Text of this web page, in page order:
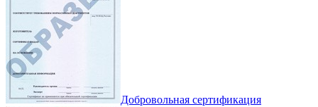
Добровольная сертификация